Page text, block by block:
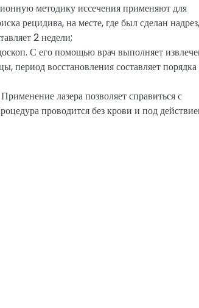
методику иссечения применяют для
рецидива, на месте, где был сделан надрез,
2 недели;
С его помощью врач выполняет
период восстановления составляет
лазера позволяет справиться с
проводится без крови и под